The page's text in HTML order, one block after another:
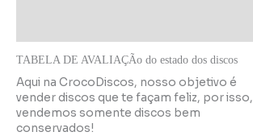
TABELA DE AVALIAÇÃo do estado dos discos
Aqui na CrocoDiscos, nosso objetivo é
vender discos que te façam feliz, por isso,
vendemos somente discos bem
conservados!